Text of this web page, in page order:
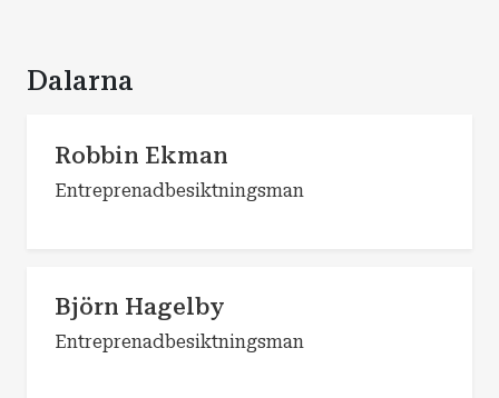
Dalarna
Robbin Ekman
Entreprenadbesiktningsman
Björn Hagelby
Entreprenadbesiktningsman